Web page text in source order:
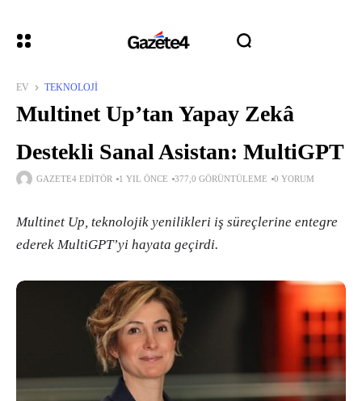
EV TEKNOLOJI
Multinet Up’tan Yapay Zekâ
Destekli Sanal Asistan: MultiGPT
GAZETE4 EDITÖR 1 YIL ÖNCE 377,0 GÖRÜNTÜLEME 0 YORUM
Multinet Up, teknolojik yenilikleri iş süreçlerine entegre
ederek MultiGPT’yi hayata geçirdi.